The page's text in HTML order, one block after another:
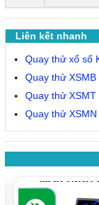
Liên kết nhanh
Quay thử xổ số
Quay thử XSMB
Quay thử XSMT
Quay thử XSMN